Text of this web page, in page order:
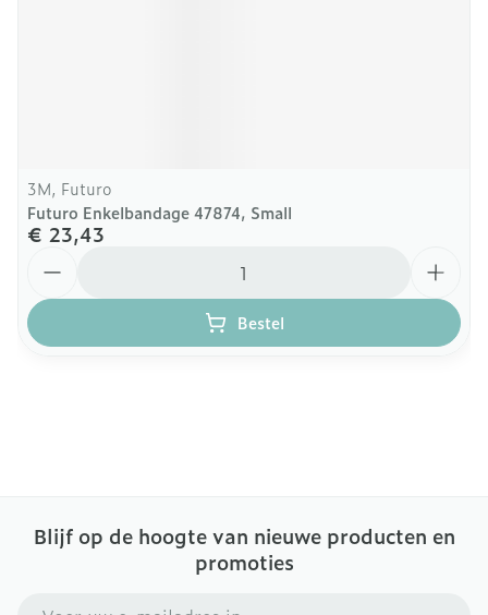
3M, Futuro
Futuro Enkelbandage 47874, Small
€ 23,43
Bestel
Blijf op de hoogte van nieuwe producten en
promoties